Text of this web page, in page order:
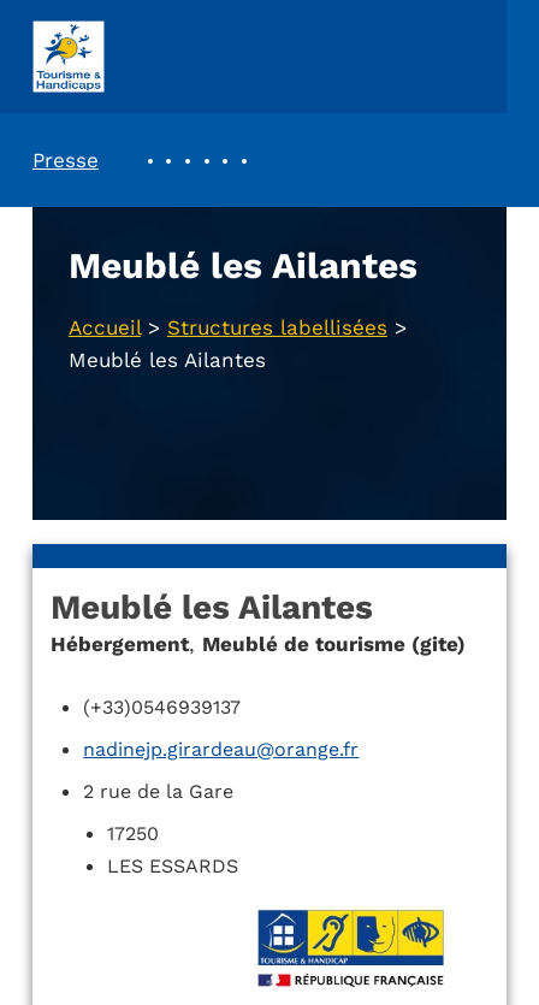
ASSOCIATION TOURISME ET HANDICAPS
Presse
Meublé les Ailantes
Accueil> Structures labellisées >
Meublé les Ailantes
Meublé les Ailantes
Hébergement, Meublé de tourisme (gite)
(+33)0546939137
nadinejp.girardeau@orange.fr
2 rue de la Gare
17250
LES ESSARDS